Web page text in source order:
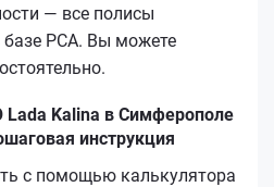
— все полисы
базе РСА. Вы можете
Kalina в Симферополе
инструкция
с помощью калькулятора